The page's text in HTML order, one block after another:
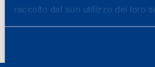
raccolto dal suo utilizzo dei loro
«Previous page
Page
1 … Page
3 Page
4